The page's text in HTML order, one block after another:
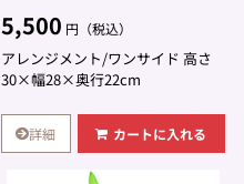
5,500 円（税込）
アレンジメント/ワンサイド 高さ
30×幅28×奥行22cm
詳細 カートに入れる